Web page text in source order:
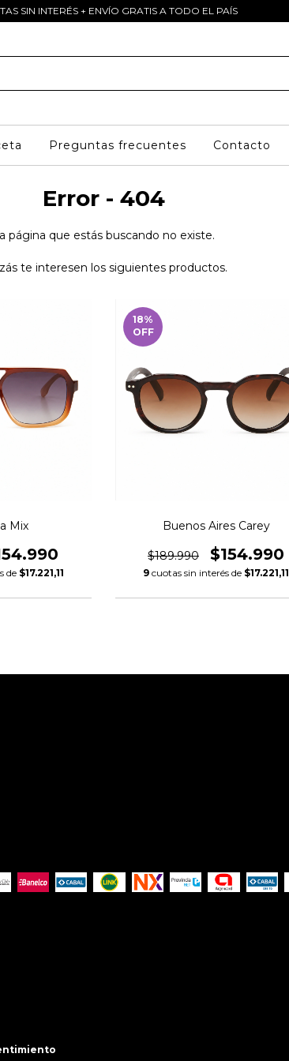
SIN INTERÉS + ENVÍO GRATIS A TODO EL PAÍS
Preguntas frecuentes Contacto
Error - 404
página que estás buscando no existe.
te interesen los siguientes productos.
Mix
de $17.221,11
18%
OFF
Buenos Aires Carey
$189.990 $154.990
9 cuotas sin interés de $17.221,11